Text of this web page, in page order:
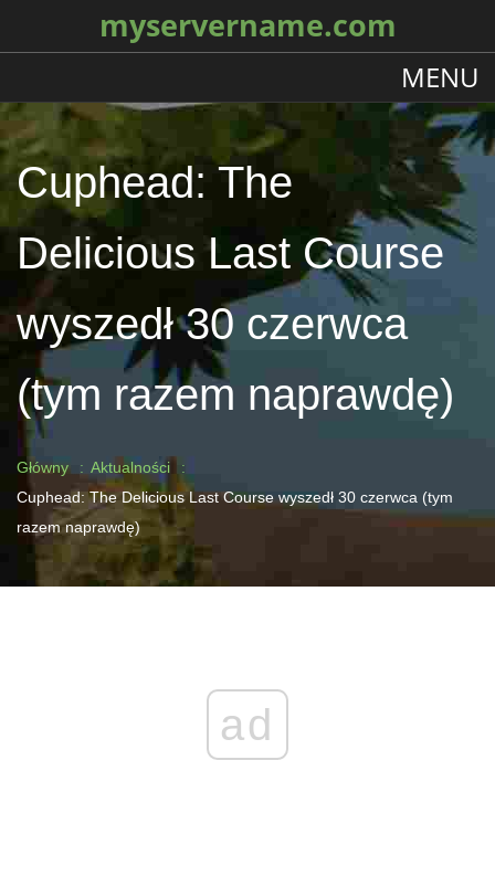
myservername.com
MENU
Cuphead: The
Delicious Last Course
wyszedł 30 czerwca
(tym razem naprawdę)
Główny
Aktualności
Cuphead: The Delicious Last Course wyszedł 30 czerwca (tym
razem naprawdę)
ad